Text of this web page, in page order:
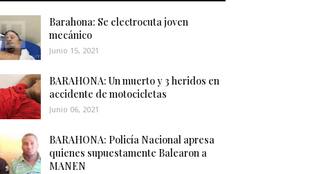
Barahona: Se electrocuta joven
mecánico
Junio 15, 2021
BARAHONA: Un muerto y 3 heridos en
accidente de motocicletas
Junio 06, 2021
BARAHONA: Policía Nacional apresa
quienes supuestamente Balearon a
MANEN